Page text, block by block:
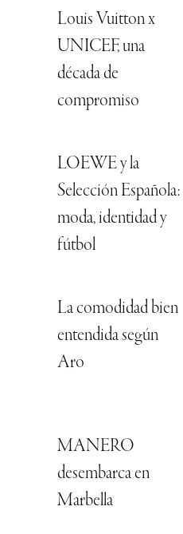
Louis Vuitton x
UNICEF, una
década de
compromiso
LOEWE y la
Selección Española:
moda, identidad y
fútbol
La comodidad bien
entendida según
Aro
MANERO
desembarca en
Marbella